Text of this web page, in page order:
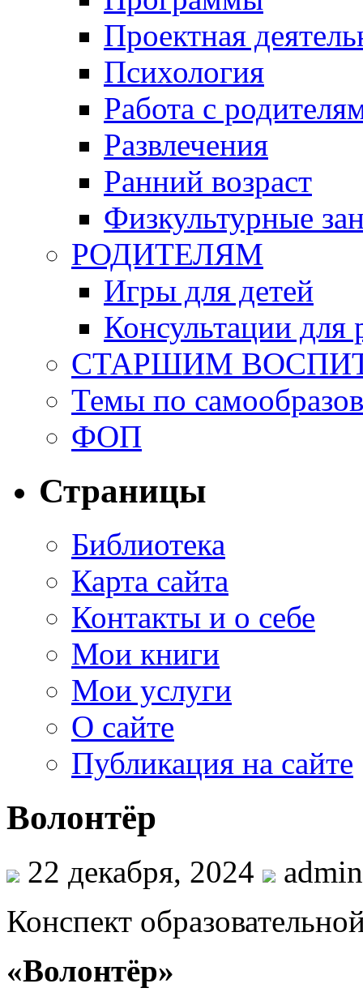
Проектная
Психология
Работа с
Развлечения
Ранний возраст
Физкультурные
РОДИТЕЛЯМ
Игры для детей
Консультации для
СТАРШИМ
Темы по
ФОП
Страницы
Библиотека
Карта сайта
Контакты и о себе
Мои книги
Мои услуги
О сайте
Публикация на сайте
Волонтёр
22 декабря, 2024
admin
Конспект
«Волонтёр»